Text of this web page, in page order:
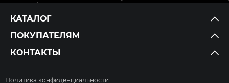
КАТАЛОГ
ПОКУПАТЕЛЯМ
КОНТАКТЫ
Политика конфиденциальности